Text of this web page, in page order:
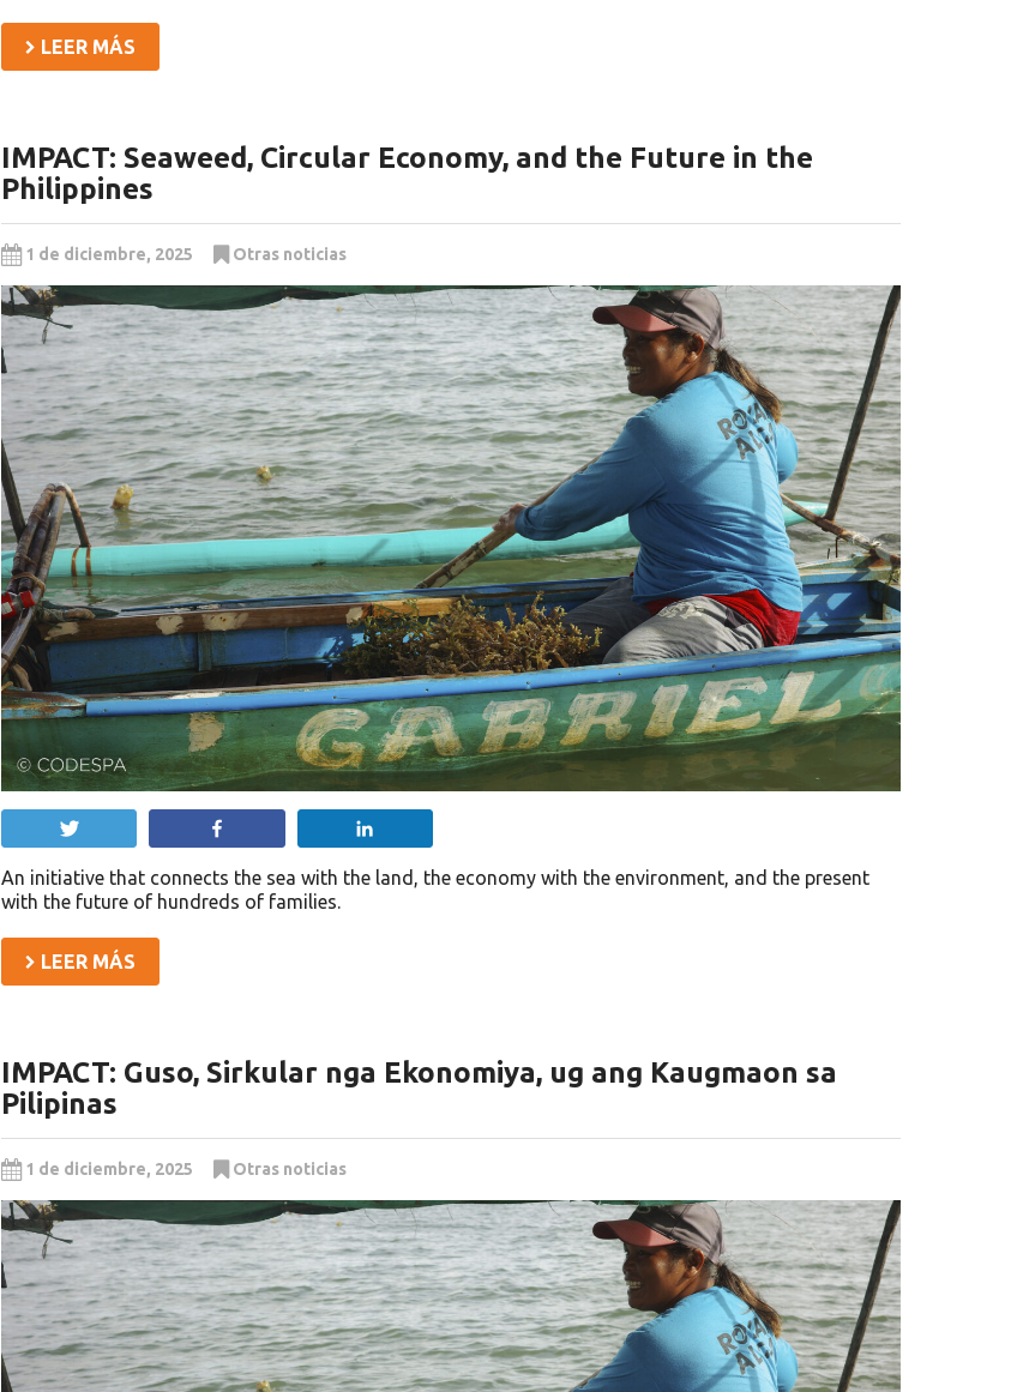
LEER MÁS
IMPACT: Seaweed, Circular Economy, and the Future in the
Philippines
1 de diciembre, 2025 Otras noticias
An initiative that connects the sea with the land, the economy with the environment, and the present
with the future of hundreds of families.
LEER MÁS
IMPACT: Guso, Sirkular nga Ekonomiya, ug ang Kaugmaon sa
Pilipinas
1 de diciembre, 2025 Otras noticias